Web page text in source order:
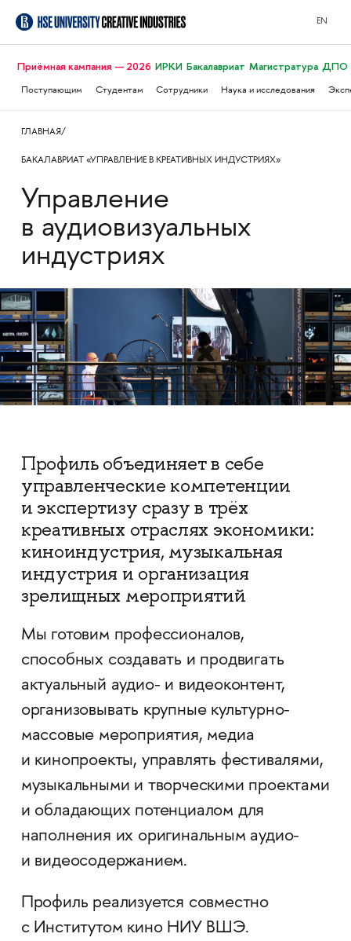
EN
Приёмная кампания — 2026 ИРКИ Бакалавриат Магистратура ДПО
Поступающим Студентам Сотрудники Наука и исследования
ГЛАВНАЯ
БАКАЛАВРИАТ «УПРАВЛЕНИЕ В КРЕАТИВНЫХ ИНДУСТРИЯХ»
Управление
в аудиовизуальных
индустриях
Профиль объединяет в себе
управленческие компетенции
и экспертизу сразу в трёх
креативных отраслях экономики:
киноиндустрия, музыкальная
индустрия и организация
зрелищных мероприятий
Мы готовим профессионалов,
способных создавать и продвигать
актуальный аудио- и видеоконтент,
организовывать крупные культурно-
массовые мероприятия, медиа
и кинопроекты, управлять фестивалями,
музыкальными и творческими проектами
и обладающих потенциалом для
наполнения их оригинальным аудио-
и видеосодержанием.
Профиль реализуется совместно
с Институтом кино НИУ ВШЭ.